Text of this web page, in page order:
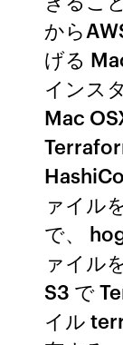
から
げる
インス
Mac
ァイル
で、
ァイル
S3 で
イル